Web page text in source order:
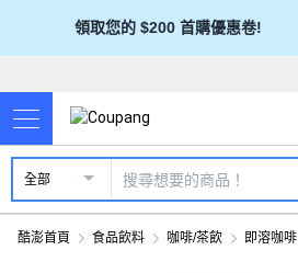
領取您的 $200 首購優惠卷!
全部
酷澎首頁 食品飲料 咖啡/茶飲 即溶咖啡